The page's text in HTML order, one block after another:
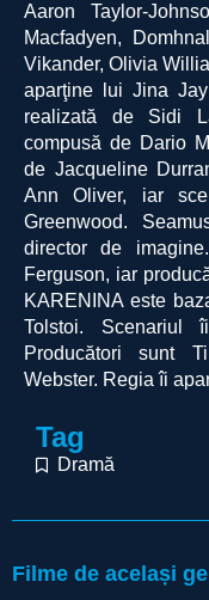
Aaron Taylor-
Macfadyen,
Vikander, Olivia
aparţine lui Jina
realizată de Sidi
compusă de Dario
de Jacqueline
Ann Oliver, iar
Greenwood.
director de
Ferguson, iar
KARENINA este
Tolstoi. Scenariul
Producători sunt
Webster. Regia îi
Tag
Dramă
Filme de același